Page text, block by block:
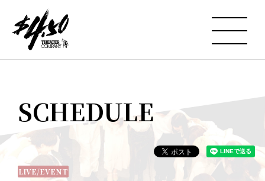
SCHEDULE
LIVE/EVENT